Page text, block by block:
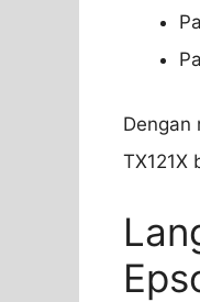
Dengan
TX121X